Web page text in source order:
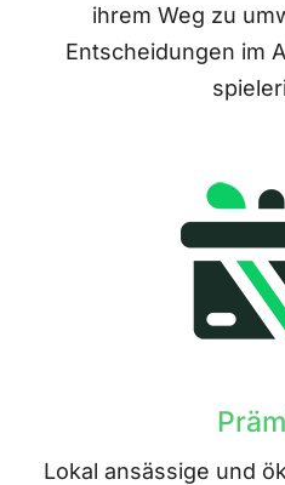
ihrem Weg zu
Entscheidungen im
Lokal ansässige und